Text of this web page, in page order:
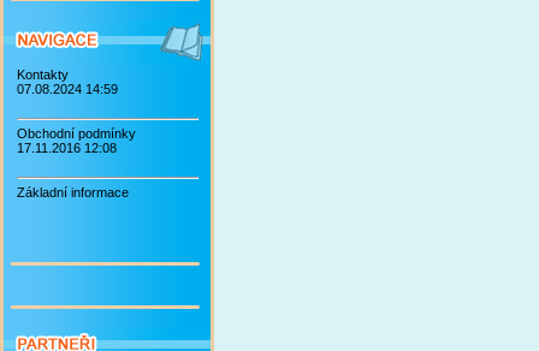
Kontakty
07.08.2024 14:59
Obchodní podmínky
17.11.2016 12:08
Základní informace